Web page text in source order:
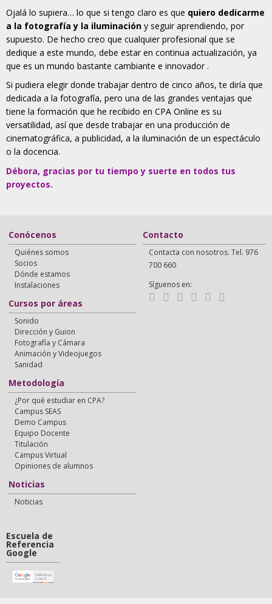
Ojalá lo supiera… lo que si tengo claro es que quiero dedicarme
a la fotografía y la iluminación y seguir aprendiendo, por
supuesto. De hecho creo que cualquier profesional que se
dedique a este mundo, debe estar en continua actualización, ya
que es un mundo bastante cambiante e innovador .
Si pudiera elegir donde trabajar dentro de cinco años, te diría que
dedicada a la fotografía, pero una de las grandes ventajas que
tiene la formación que he recibido en CPA Online es su
versatilidad, así que desde trabajar en una producción de
cinematográfica, a publicidad, a la iluminación de un espectáculo
o la docencia.
Débora, gracias por tu tiempo y suerte en todos tus
proyectos.
Conócenos
Quiénes somos
Socios
Dónde estamos
Instalaciones
Cursos por áreas
Sonido
Dirección y Guion
Fotografía y Cámara
Animación y Videojuegos
Sanidad
Metodología
¿Por qué estudiar en CPA?
Campus SEAS
Demo Campus
Equipo Docente
Titulación
Campus Virtual
Opiniones de alumnos
Noticias
Noticias
Contacto
Contacta con nosotros. Tel. 976
700 660
Síguenos en:
Escuela de
Referencia
Google